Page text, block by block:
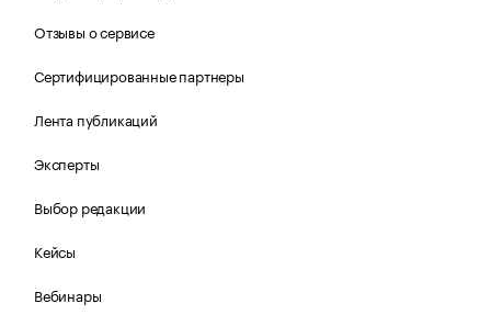
Отзывы о сервисе
Сертифицированные партнеры
Лента публикаций
Эксперты
Выбор редакции
Кейсы
Вебинары